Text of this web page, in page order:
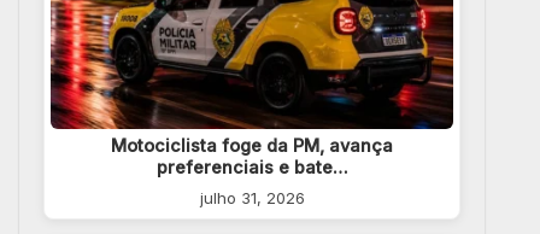
Motociclista foge da PM, avança
preferenciais e bate…
julho 31, 2026